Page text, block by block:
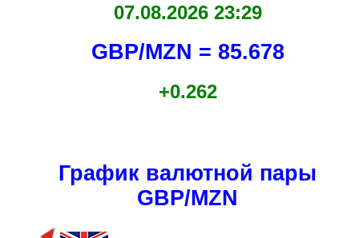
07.08.2026 23:29
GBP/MZN = 85.678
+0.262
График валютной пары
GBP/MZN